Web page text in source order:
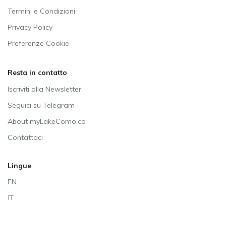
Termini e Condizioni
Privacy Policy
Preferenze Cookie
Resta in contatto
Iscriviti alla Newsletter
Seguici su Telegram
About myLakeComo.co
Contattaci
Lingue
EN
IT